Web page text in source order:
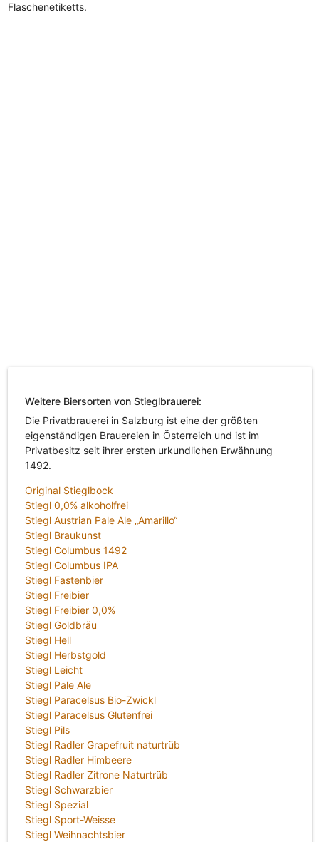
Flaschenetiketts.
Weitere Biersorten von Stieglbrauerei:
Die Privatbrauerei in Salzburg ist eine der größten
eigenständigen Brauereien in Österreich und ist im
Privatbesitz seit ihrer ersten urkundlichen Erwähnung
1492.
Original Stieglbock
Stiegl 0,0% alkoholfrei
Stiegl Austrian Pale Ale „Amarillo“
Stiegl Braukunst
Stiegl Columbus 1492
Stiegl Columbus IPA
Stiegl Fastenbier
Stiegl Freibier
Stiegl Freibier 0,0%
Stiegl Goldbräu
Stiegl Hell
Stiegl Herbstgold
Stiegl Leicht
Stiegl Pale Ale
Stiegl Paracelsus Bio-Zwickl
Stiegl Paracelsus Glutenfrei
Stiegl Pils
Stiegl Radler Grapefruit naturtrüb
Stiegl Radler Himbeere
Stiegl Radler Zitrone Naturtrüb
Stiegl Schwarzbier
Stiegl Spezial
Stiegl Sport-Weisse
Stiegl Weihnachtsbier